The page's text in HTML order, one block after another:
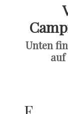
Unten